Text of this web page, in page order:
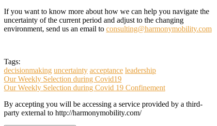
If you want to know more about how we can help you navigate the
uncertainty of the current period and adjust to the changing
environment, send us an email to consulting@harmonymobility.com
Tags:
decisionmaking uncertainty acceptance leadership
Our Weekly Selection during Covid19
Our Weekly Selection during Covid 19 Confinement
By accepting you will be accessing a service provided by a third-
party external to http://harmonymobility.com/